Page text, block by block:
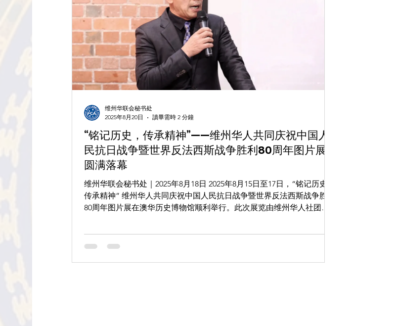
“铭记历史，传承精神”——维州华人共同庆祝中国人
民抗日战争暨世界反法西斯战争胜利80周年图片展
圆满落幕
维州华联会秘书处｜2025年8月18日 2025年8月15日至17日，“铭记历史，
传承精神” 维州华人共同庆祝中国人民抗日战争暨世界反法西斯战争胜利
80周年图片展在澳华历史博物馆顺利举行。此次展览由维州华人社团联
现了中国人民对日本侵略的英勇抗争，以及澳洲人民在二战期间给予的
维州华联会秘书处
2025年8月20日
讀畢需時 2 分鐘